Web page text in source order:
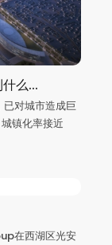
么...
对城市造成巨
镇化率接近
在西湖区光安